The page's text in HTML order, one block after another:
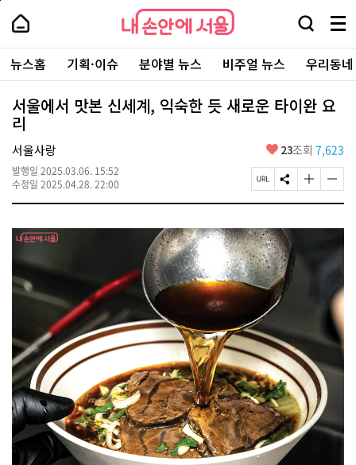
본
로
가
내
손
안
에
서
울
-
서
울
시
대
표
소
통
포
내
손
에
울
검
창
열
기
메
뉴
전
체
보
주
요
서
뉴스홈 기획·이슈 분야별 뉴스 비주얼 뉴스 우리동
서울에서 맛본 신세계, 익숙한 듯 새로운 타이완 요
리
서울사랑
발행일 2025.03.06. 15:52
수정일 2025.04.28. 22:00
좋
요
23조회 7,623
페
이
U
R
L
복
사
S
N
공
유
하
기
글
자
기
기
글
자
기
게
변
하
기
페
상
단
로